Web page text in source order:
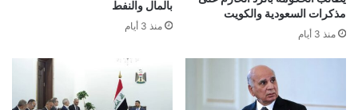
مذكرات السعودية والكويت
منذ 3 أيام
بالمال والنفط
منذ 3 أيام